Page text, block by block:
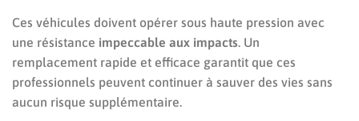
Ces véhicules doivent opérer sous haute pression avec
une résistance impeccable aux impacts. Un
remplacement rapide et efficace garantit que ces
professionnels peuvent continuer à sauver des vies sans
aucun risque supplémentaire.